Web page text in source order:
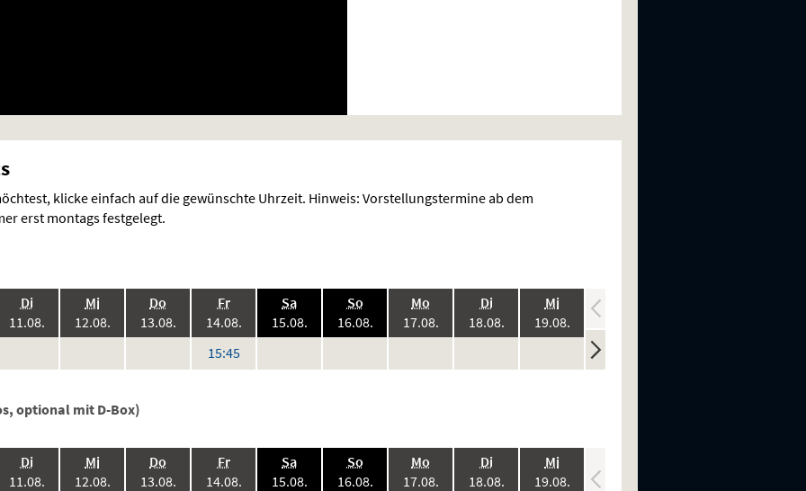
klicke einfach auf die gewünschte Uhrzeit. Hinweis: Vorstellungstermine ab dem
erst montags festgelegt.
Di.,
11.08.2026:
Mi.,
12.08.2026:
Vorstellungen
Do
13.08.2026:
Vorstellungen
Fr.,
14.08.2026:
15:45Uhr
Sa.,
15.08.2026:
Vorstellungen
So.,
16.08.2026:
Vorstellungen
Mo
17.08.2026:
Vorstellungen
Di.,
18.08.2026:
Vorstellungen
Mi.,
19.08.2026:
Vorstellungen
20.08.
keine
Vorstellungen
optional mit D-Box)
Di.,
11.08. 2026:
Mi.,
12.08. 2026:
Do
13.08. 2026:
Fr.,
14.08. 2026:
Sa.,
15.08. 2026:
So.,
16.08. 2026:
Mo
17.08. 2026:
Di.,
18.08. 2026:
Mi.,
19.08. 2026: